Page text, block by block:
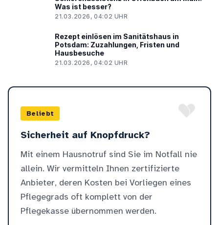
Was ist besser?
21.03.2026, 04:02 UHR
Rezept einlösen im Sanitätshaus in
Potsdam: Zuzahlungen, Fristen und
Hausbesuche
21.03.2026, 04:02 UHR
Beliebt
Sicherheit auf Knopfdruck?
Mit einem Hausnotruf sind Sie im Notfall nie
allein. Wir vermitteln Ihnen zertifizierte
Anbieter, deren Kosten bei Vorliegen eines
Pflegegrads oft komplett von der
Pflegekasse übernommen werden.